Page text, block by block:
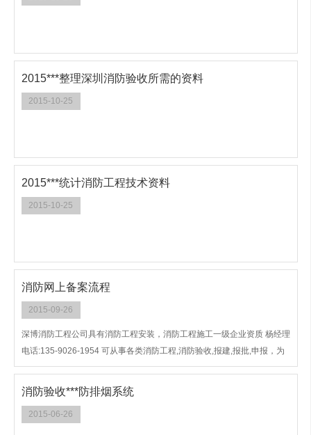
2015***整理深圳消防验收所需的资料
2015-10-25
2015***统计消防工程技术资料
2015-10-25
消防网上备案流程
2015-09-26
深博消防工程公司具有消防工程安装，消防工程施工一级企业资质 杨经理
电话:135-9026-1954 可从事各类消防工程,消防验收,报建,报批,申报，为
客户提供***的服务,诚信经营,***快速！
消防验收***防排烟系统
2015-06-26